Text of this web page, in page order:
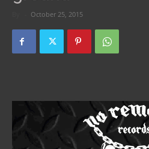
October 25, 2015